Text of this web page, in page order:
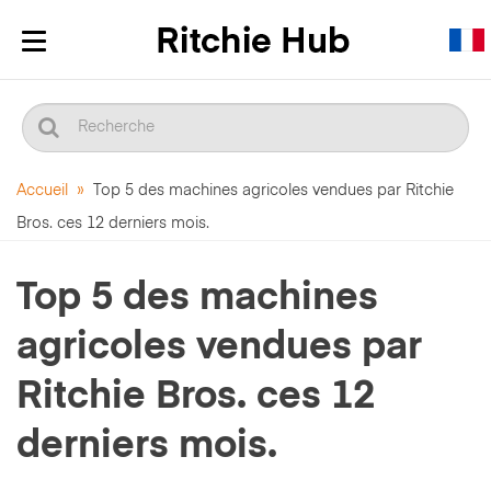
Afficher/masquer
navigation
Accueil » Top 5 des machines agricoles vendues par Ritchie
Bros. ces 12 derniers mois.
Top 5 des machines
agricoles vendues par
Ritchie Bros. ces 12
derniers mois.